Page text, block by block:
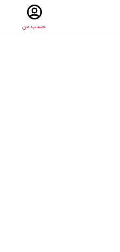
حساب من